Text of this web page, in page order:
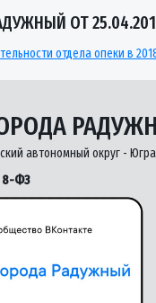
ОТ
отдела опеки в
автономный округ - Югра
8-ФЗ